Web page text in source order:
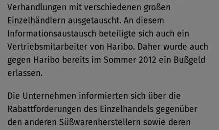
Verhandlungen mit verschiedenen großen
Einzelhändlern ausgetauscht. An diesem
Informationsaustausch beteiligte sich auch ein
Vertriebsmitarbeiter von Haribo. Daher wurde auch
gegen Haribo bereits im Sommer 2012 ein Bußgeld
erlassen.
Die Unternehmen informierten sich über die
Rabattforderungen des Einzelhandels gegenüber
den anderen Süßwarenherstellern sowie deren